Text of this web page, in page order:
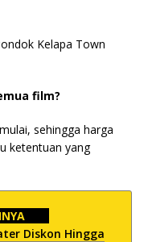
Kelapa Town
film?
sehingga harga
ketentuan yang
Diskon Hingga